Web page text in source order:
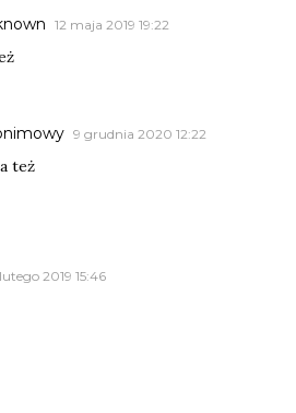
12 maja 2019 19:22
9 grudnia 2020 12:22
też
2019 15:46